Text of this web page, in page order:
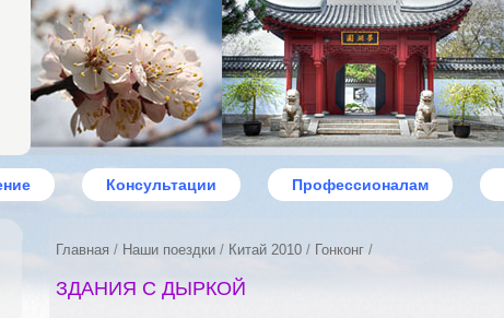
Главная / Наши поездки / Китай 2010 / Гонконг /
ЗДАНИЯ С ДЫРКОЙ
Консультации Профессионалам